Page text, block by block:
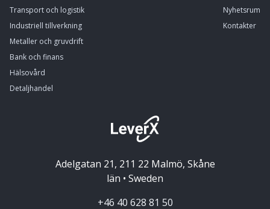
Transport och logistik
Industriell tillverkning
Metaller och gruvdrift
Bank och finans
Hälsovård
Detaljhandel
Nyhetsrum
Kontakter
Adelgatan 21, 211 22 Malmö, Skåne
län • Sweden
+46 40 628 81 50